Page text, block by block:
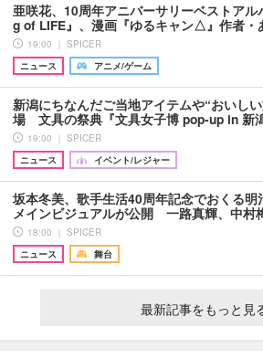
亜咲花、10周年アニバーサリーベストアル
g of LIFE』、漫画『ゆるキャン△』作者
19:00 ｜ SPICER
ニュース
アニメ/ゲーム
新潟にちなんだご当地アイテムや“おいし
場 文具の祭典『文具女子博 pop-up in 新
19:00 ｜ SPICER
ニュース
イベント/レジャー
坂本冬美、歌手生活40周年記念でおくる明
メインビジュアルが公開 一路真輝、中村
18:00 ｜ SPICER
ニュース
舞台
最新記事をもっと見